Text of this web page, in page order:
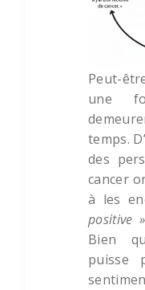
Peut-
une
temps.
des
cancer
à les
positive »
Bien
puisse